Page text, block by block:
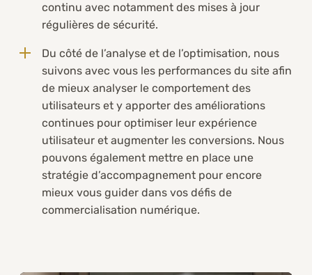
continu avec notamment des mises à jour
régulières de sécurité.
Du côté de l’analyse et de l’optimisation, nous
suivons avec vous les performances du site afin
de mieux analyser le comportement des
utilisateurs et y apporter des améliorations
continues pour optimiser leur expérience
utilisateur et augmenter les conversions. Nous
pouvons également mettre en place une
stratégie d’accompagnement pour encore
mieux vous guider dans vos défis de
commercialisation numérique.